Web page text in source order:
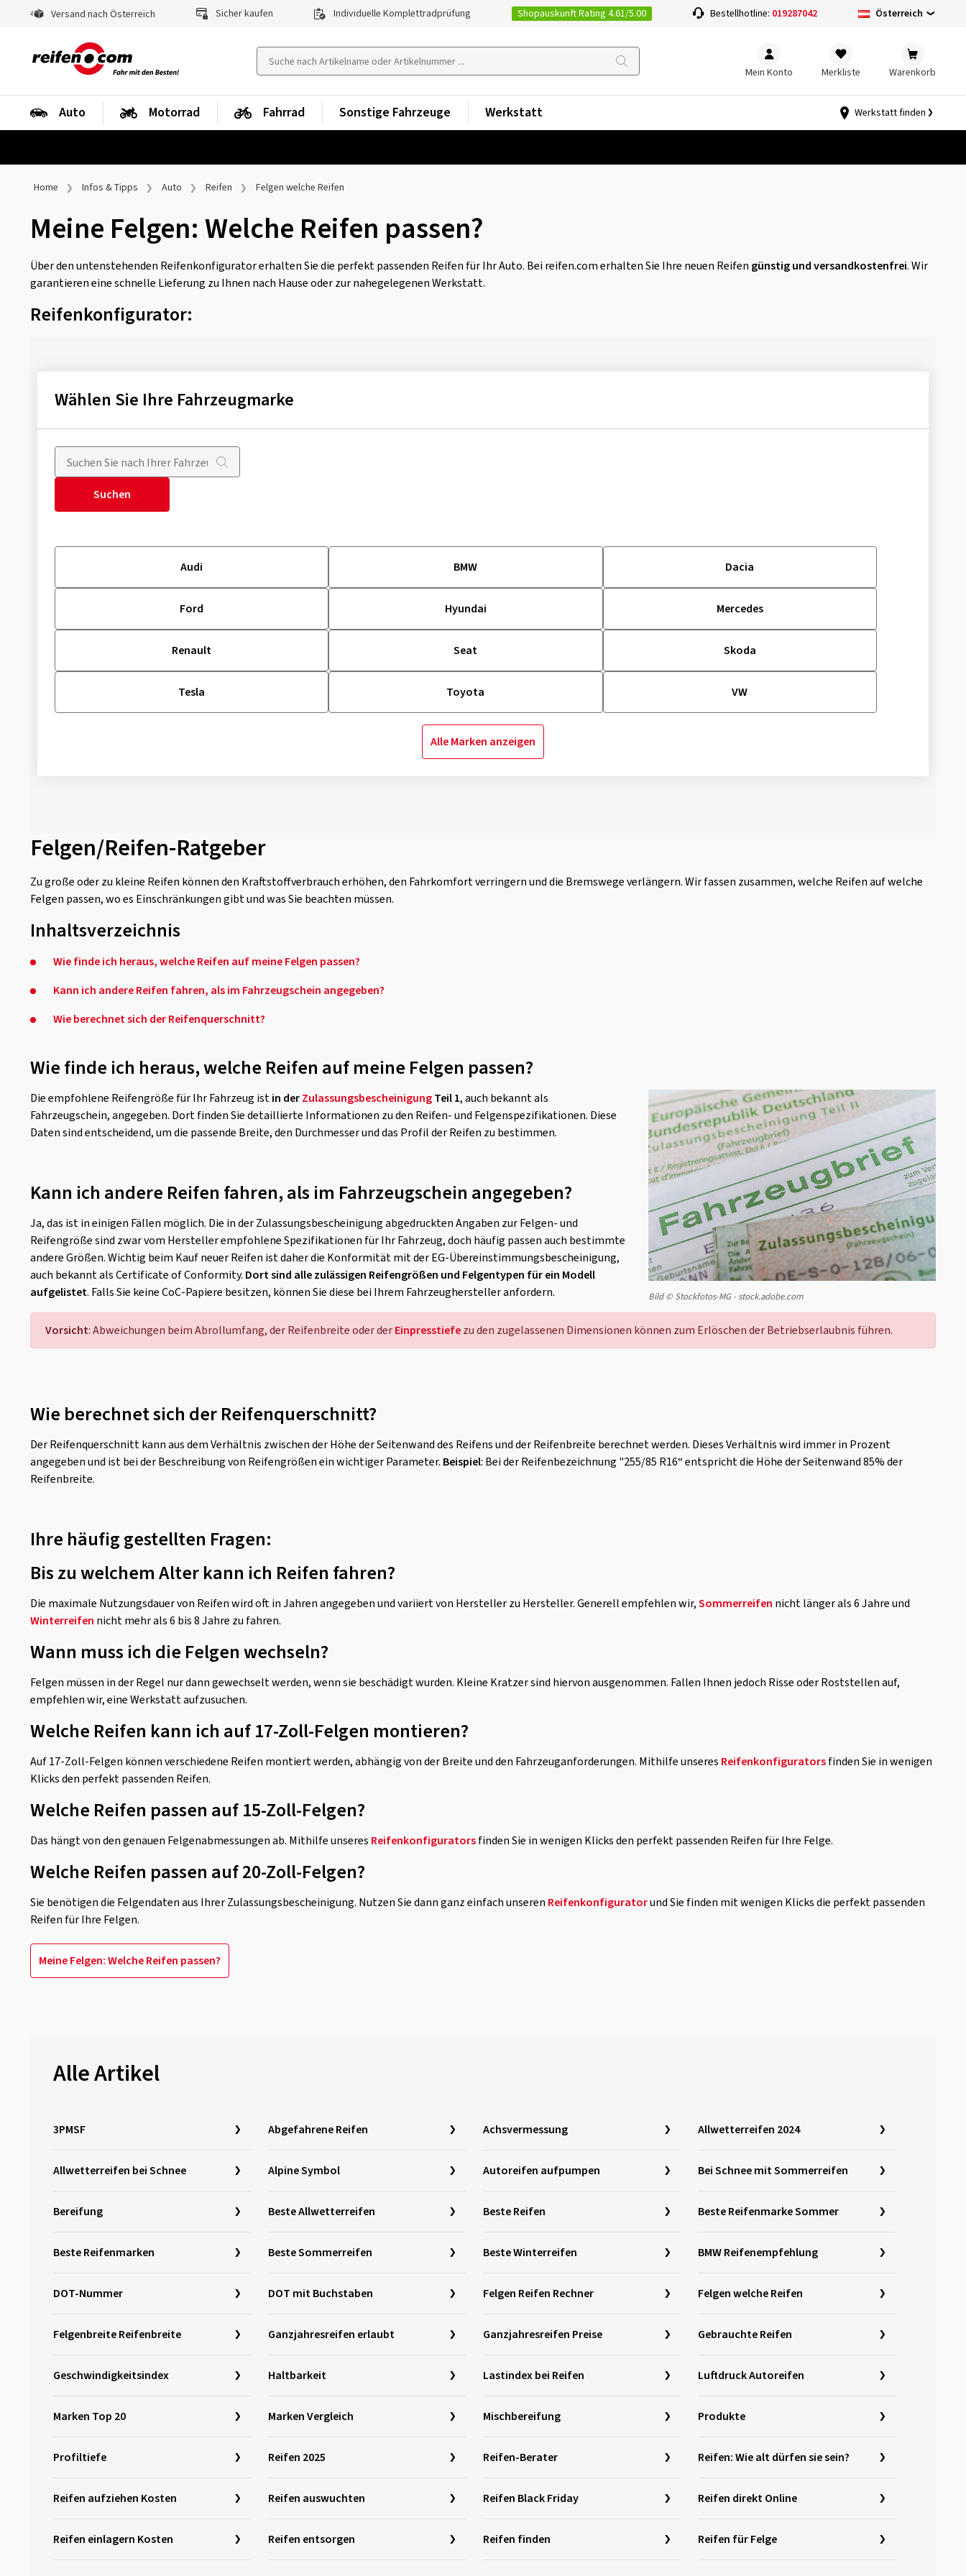
Versand nach Österreich Sicher kaufen Individuelle Komplettradprüfung Shopauskunft Rating 4.61/5.00 Bestellhotline: 019287042 Österreich
Mein Konto Merkliste Warenkorb
Auto Motorrad Fahrrad Sonstige Fahrzeuge Werkstatt Werkstatt finden
Home Infos & Tipps Auto Reifen Felgen welche Reifen
Meine Felgen: Welche Reifen passen?
Über den untenstehenden Reifenkonfigurator erhalten Sie die perfekt passenden Reifen für Ihr Auto. Bei reifen.com erhalten Sie Ihre neuen Reifen günstig und versandkostenfrei. Wir
garantieren eine schnelle Lieferung zu Ihnen nach Hause oder zur nahegelegenen Werkstatt.
Reifenkonfigurator:
Wählen Sie Ihre Fahrzeugmarke
Suchen
Audi BMW Dacia
Ford Hyundai Mercedes
Renault Seat Skoda
Tesla Toyota VW
Alle Marken anzeigen
Felgen/Reifen-Ratgeber
Zu große oder zu kleine Reifen können den Kraftstoffverbrauch erhöhen, den Fahrkomfort verringern und die Bremswege verlängern. Wir fassen zusammen, welche Reifen auf welche
Felgen passen, wo es Einschränkungen gibt und was Sie beachten müssen.
Inhaltsverzeichnis
Wie finde ich heraus, welche Reifen auf meine Felgen passen?
Kann ich andere Reifen fahren, als im Fahrzeugschein angegeben?
Wie berechnet sich der Reifenquerschnitt?
Wie finde ich heraus, welche Reifen auf meine Felgen passen?
Die empfohlene Reifengröße für Ihr Fahrzeug istin derZulassungsbescheinigungTeil 1, auch bekannt als
Fahrzeugschein, angegeben. Dort finden Sie detaillierte Informationen zu den Reifen- und Felgenspezifikationen. Diese
Daten sind entscheidend, um die passende Breite, den Durchmesser und das Profil der Reifen zu bestimmen.
Kann ich andere Reifen fahren, als im Fahrzeugschein angegeben?
Ja, das ist in einigen Fällen möglich. Die in der Zulassungsbescheinigung abgedruckten Angaben zur Felgen- und
Reifengröße sind zwar vom Hersteller empfohlene Spezifikationen für Ihr Fahrzeug, doch häufig passen auch bestimmte
andere Größen. Wichtig beim Kauf neuer Reifen ist daher die Konformität mit der EG-Übereinstimmungsbescheinigung,
auch bekannt als Certificate of Conformity. Dort sind alle zulässigen Reifengrößen und Felgentypen für ein Modell
aufgelistet. Falls Sie keine CoC-Papiere besitzen, können Sie diese bei Ihrem Fahrzeughersteller anfordern. Bild © Stockfotos-MG - stock.adobe.com
Vorsicht: Abweichungen beim Abrollumfang, der Reifenbreite oder derEinpresstiefezu den zugelassenen Dimensionen können zum Erlöschen der Betriebserlaubnis führen.
Wie berechnet sich der Reifenquerschnitt?
Der Reifenquerschnitt kann aus dem Verhältnis zwischen der Höhe der Seitenwand des Reifens und der Reifenbreite berechnet werden. Dieses Verhältnis wird immer in Prozent
angegeben und ist bei der Beschreibung von Reifengrößen ein wichtiger Parameter. Beispiel: Bei der Reifenbezeichnung "255/85 R16“ entspricht die Höhe der Seitenwand 85% der
Reifenbreite.
Ihre häufig gestellten Fragen:
Bis zu welchem Alter kann ich Reifen fahren?
Die maximale Nutzungsdauer von Reifen wird oft in Jahren angegeben und variiert von Hersteller zu Hersteller. Generell empfehlen wir,Sommerreifen nicht länger als 6 Jahre und
Winterreifen nicht mehr als 6 bis 8 Jahre zu fahren.
Wann muss ich die Felgen wechseln?
Felgen müssen in der Regel nur dann gewechselt werden, wenn sie beschädigt wurden. Kleine Kratzer sind hiervon ausgenommen. Fallen Ihnen jedoch Risse oder Roststellen auf,
empfehlen wir, eine Werkstatt aufzusuchen.
Welche Reifen kann ich auf 17-Zoll-Felgen montieren?
Auf 17-Zoll-Felgen können verschiedene Reifen montiert werden, abhängig von der Breite und den Fahrzeuganforderungen. Mithilfe unseres Reifenkonfiguratorsfinden Sie in wenigen
Klicks den perfekt passenden Reifen.
Welche Reifen passen auf 15-Zoll-Felgen?
Das hängt von den genauen Felgenabmessungen ab. Mithilfe unseres Reifenkonfiguratorsfinden Sie in wenigen Klicks den perfekt passenden Reifen für Ihre Felge.
Welche Reifen passen auf 20-Zoll-Felgen?
Sie benötigen die Felgendaten aus Ihrer Zulassungsbescheinigung. Nutzen Sie dann ganz einfach unseren Reifenkonfiguratorund Sie finden mit wenigen Klicks die perfekt passenden
Reifen für Ihre Felgen.
Meine Felgen: Welche Reifen passen?
Alle Artikel
3PMSF Abgefahrene Reifen Achsvermessung Allwetterreifen 2024
Allwetterreifen bei Schnee Alpine Symbol Autoreifen aufpumpen Bei Schnee mit Sommerreifen
Bereifung Beste Allwetterreifen Beste Reifen Beste Reifenmarke Sommer
Beste Reifenmarken Beste Sommerreifen Beste Winterreifen BMW Reifenempfehlung
DOT-Nummer DOT mit Buchstaben Felgen Reifen Rechner Felgen welche Reifen
Felgenbreite Reifenbreite Ganzjahresreifen erlaubt Ganzjahresreifen Preise Gebrauchte Reifen
Geschwindigkeitsindex Haltbarkeit Lastindex bei Reifen Luftdruck Autoreifen
Marken Top 20 Marken Vergleich Mischbereifung Produkte
Profiltiefe Reifen 2025 Reifen-Berater Reifen: Wie alt dürfen sie sein?
Reifen aufziehen Kosten Reifen auswuchten Reifen Black Friday Reifen direkt Online
Reifen einlagern Kosten Reifen entsorgen Reifen finden Reifen für Felge